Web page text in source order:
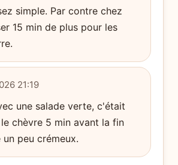
simple. Par contre chez
15 min de plus pour les
21:19
une salade verte, c'était
chèvre 5 min avant la fin
peu crémeux.